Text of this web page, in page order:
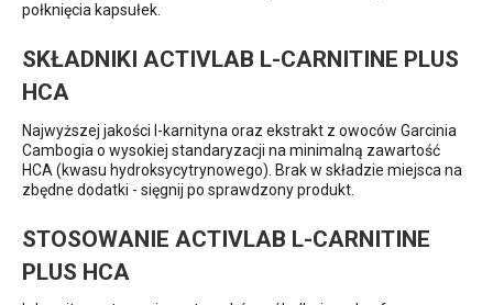
połknięcia kapsułek.
SKŁADNIKI ACTIVLAB L-CARNITINE PLUS
HCA
Najwyższej jakości l-karnityna oraz ekstrakt z owoców Garcinia
Cambogia o wysokiej standaryzacji na minimalną zawartość
HCA (kwasu hydroksycytrynowego). Brak w składzie miejsca na
zbędne dodatki - sięgnij po sprawdzony produkt.
STOSOWANIE ACTIVLAB L-CARNITINE
PLUS HCA